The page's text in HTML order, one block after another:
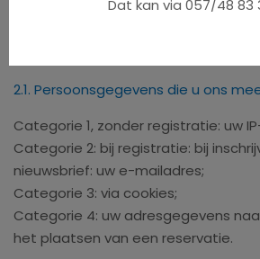
2.1. Persoonsgegevens die u ons
Categorie 1, zonder registratie: uw
Categorie 2: bij registratie: bij
nieuwsbrief: uw e-mailadres;
Categorie 3: via cookies;
Categorie 4: uw adresgegevens
het plaatsen van een reservatie.
Dat kan via 057/48 83